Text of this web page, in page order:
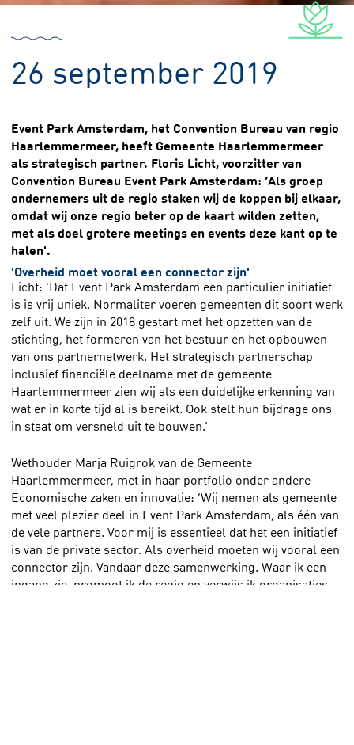
26 september 2019
Event Park Amsterdam, het Convention Bureau van regio
Haarlemmermeer, heeft Gemeente Haarlemmermeer
als strategisch partner. Floris Licht, voorzitter van
Convention Bureau Event Park Amsterdam: ‘Als groep
ondernemers uit de regio staken wij de koppen bij elkaar,
omdat wij onze regio beter op de kaart wilden zetten,
met als doel grotere meetings en events deze kant op te
halen'.
'Overheid moet vooral een connector zijn'
Licht: 'Dat Event Park Amsterdam een particulier initiatief
is is vrij uniek. Normaliter voeren gemeenten dit soort werk
zelf uit. We zijn in 2018 gestart met het opzetten van de
stichting, het formeren van het bestuur en het opbouwen
van ons partnernetwerk. Het strategisch partnerschap
inclusief financiële deelname met de gemeente
Haarlemmermeer zien wij als een duidelijke erkenning van
wat er in korte tijd al is bereikt. Ook stelt hun bijdrage ons
in staat om versneld uit te bouwen.’
Wethouder Marja Ruigrok van de Gemeente
Haarlemmermeer, met in haar portfolio onder andere
Economische zaken en innovatie: ‘Wij nemen als gemeente
met veel plezier deel in Event Park Amsterdam, als één van
de vele partners. Voor mij is essentieel dat het een initiatief
is van de private sector. Als overheid moeten wij vooral een
connector zijn. Vandaar deze samenwerking. Waar ik een
ingang zie, promoot ik de regio en verwijs ik organisaties